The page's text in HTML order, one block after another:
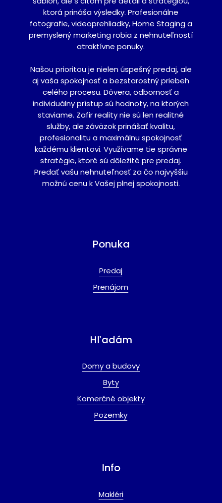
ktorá prináša výsledky. Profesionálne
fotografie, videoprehliadky, Home Staging a
premyslený marketing robia z nehnuteľností
atraktívne ponuky.
Našou prioritou je nielen úspešný predaj, ale
aj vaša spokojnosť a bezstarostný priebeh
celého procesu. Dôvera, odbornosť a
individuálny prístup sú hodnoty, na ktorých
staviame. Zafir reality nie sú len realitné
služby, ale záväzok prinášať kvalitu,
profesionalitu a maximálnu spokojnosť
každému klientovi. Využívame tie správne
stratégie, ktoré sú dôležité pre predaj.
Predať vašu nehnuteľnosť za čo najvyššiu
možnú cenu k Vašej plnej spokojnosti.
Ponuka
Predaj
Prenájom
Hľadám
Domy a budovy
Byty
Komerčné objekty
Pozemky
Info
Makléri